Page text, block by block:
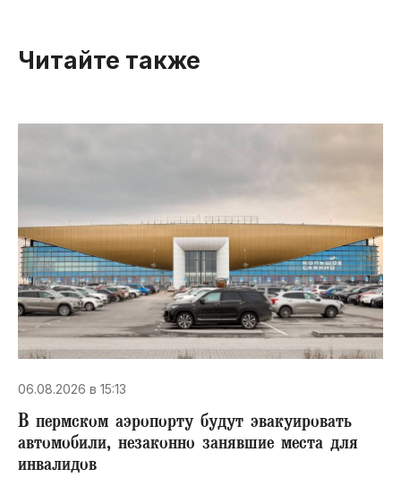
Читайте также
06.08.2026 в 15:13
В пермском аэропорту будут эвакуировать
автомобили, незаконно занявшие места для
инвалидов